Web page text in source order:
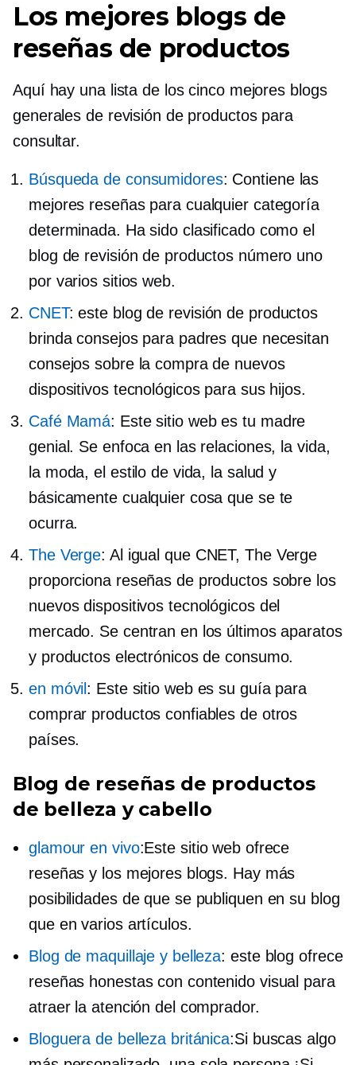
Los mejores blogs de
reseñas de productos
Aquí hay una lista de los cinco mejores blogs
generales de revisión de productos para
consultar.
Búsqueda de consumidores: Contiene las
mejores reseñas para cualquier categoría
determinada. Ha sido clasificado como el
blog de revisión de productos número uno
por varios sitios web.
CNET: este blog de revisión de productos
brinda consejos para padres que necesitan
consejos sobre la compra de nuevos
dispositivos tecnológicos para sus hijos.
Café Mamá: Este sitio web es tu madre
genial. Se enfoca en las relaciones, la vida,
la moda, el estilo de vida, la salud y
básicamente cualquier cosa que se te
ocurra.
The Verge: Al igual que CNET, The Verge
proporciona reseñas de productos sobre los
nuevos dispositivos tecnológicos del
mercado. Se centran en los últimos aparatos
y productos electrónicos de consumo.
en móvil : Este sitio web es su guía para
comprar productos confiables de otros
países.
Blog de reseñas de productos
de belleza y cabello
glamour en vivo:Este sitio web ofrece
reseñas y los mejores blogs. Hay más
posibilidades de que se publiquen en su blog
que en varios artículos.
Blog de maquillaje y belleza: este blog ofrece
reseñas honestas con contenido visual para
atraer la atención del comprador.
Bloguera de belleza británica:Si buscas algo